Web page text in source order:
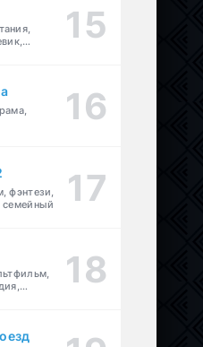
фэнтези,
семейный